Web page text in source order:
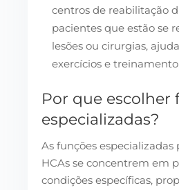
centros de reabilitação
pacientes que estão se
lesões ou cirurgias,
exercícios e
Por que escolher
especializadas?
As funções
HCAs se concentrem em
condições específicas,